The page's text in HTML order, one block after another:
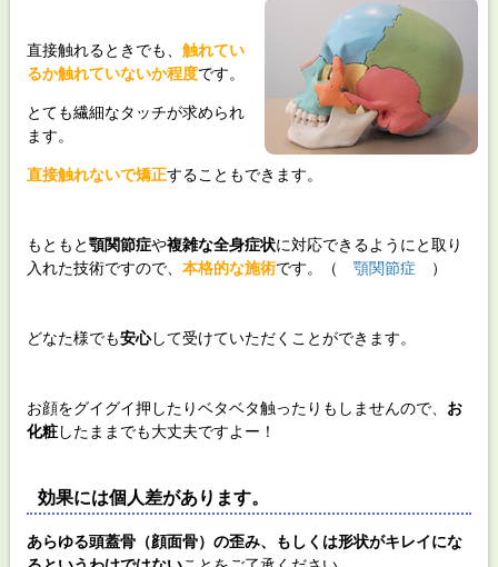
直接触れるときでも、 触れてい
るか触れていないか程度です。
とても繊細なタッチが求められ
ます。
直接触れないで矯正することもできます。
もともと顎関節症や複雑な全身症状に対応できるようにと取り
入れた技術ですので、 本格的な施術です。（ 顎関節症 ）
どなた様でも安心して受けていただくことができます。
お顔をグイグイ押したりベタベタ触ったりもしませんので、 お
化粧したままでも大丈夫ですよー！
効果には個人差があります。
あらゆる頭蓋骨（顔面骨）の歪み、もしくは形状がキレイにな